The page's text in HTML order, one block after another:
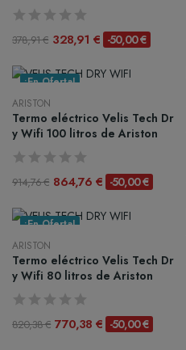
378,91 € 328,91 € -50,00 €
¡En Oferta!
ARISTON
Termo eléctrico Velis Tech Dr
y Wifi 100 litros de Ariston
914,76 € 864,76 € -50,00 €
¡En Oferta!
ARISTON
Termo eléctrico Velis Tech Dr
y Wifi 80 litros de Ariston
820,38 € 770,38 € -50,00 €